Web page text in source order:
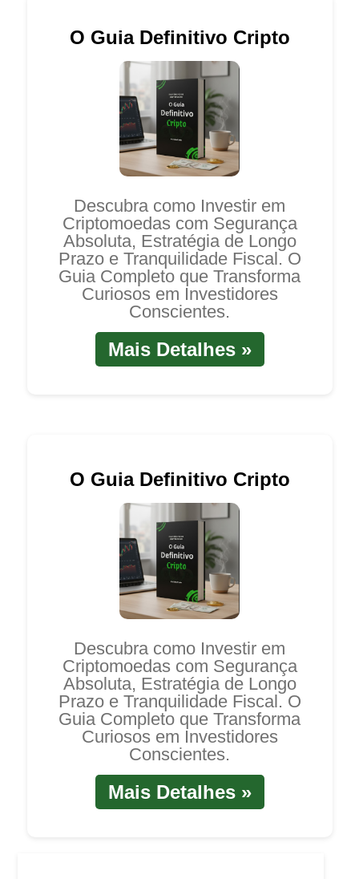
O Guia Definitivo Cripto
Descubra como Investir em
Criptomoedas com Segurança
Absoluta, Estratégia de Longo
Prazo e Tranquilidade Fiscal. O
Guia Completo que Transforma
Curiosos em Investidores
Conscientes.
Mais Detalhes »
O Guia Definitivo Cripto
Descubra como Investir em
Criptomoedas com Segurança
Absoluta, Estratégia de Longo
Prazo e Tranquilidade Fiscal. O
Guia Completo que Transforma
Curiosos em Investidores
Conscientes.
Mais Detalhes »